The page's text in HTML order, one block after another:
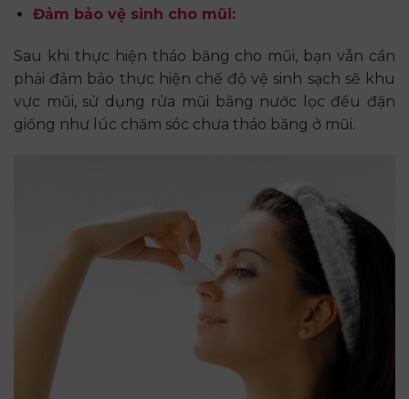
Đảm bảo vệ sinh cho mũi:
Sau khi thực hiện tháo băng cho mũi, bạn vẫn cần
phải đảm bảo thực hiện chế độ vệ sinh sạch sẽ khu
vực mũi, sử dụng rửa mũi bằng nước lọc đều đặn
giống như lúc chăm sóc chưa tháo băng ở mũi.